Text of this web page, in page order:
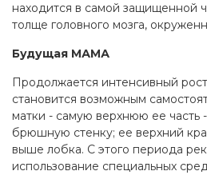
находится в самой защищенной
толще головного мозга,
Будущая МАМА
Продолжается интенсивный
становится возможным
матки - самую верхнюю ее
брюшную стенку; ее верхний
выше лобка. С этого периода
использование специальных